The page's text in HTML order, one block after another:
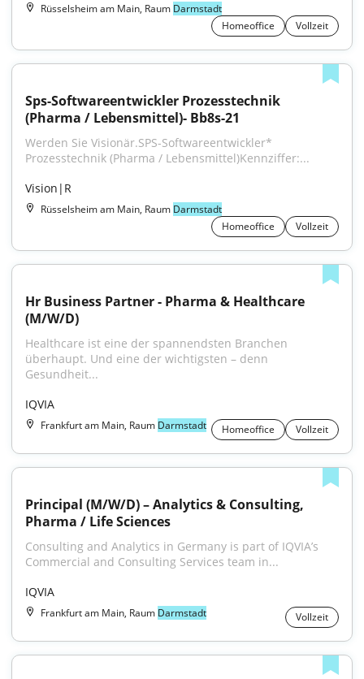
Rüsselsheim am Main, Raum Darmstadt
Homeoffice
Vollzeit
Sps-Softwareentwickler Prozesstechnik
(Pharma / Lebensmittel)- Bb8s-21
Werden Sie Visionär.SPS-Softwareentwickler*
Prozesstechnik (Pharma / Lebensmittel)Kennziffer:...
Vision|R
Rüsselsheim am Main, Raum Darmstadt
Homeoffice
Vollzeit
Hr Business Partner - Pharma & Healthcare
(M/W/D)
Healthcare ist eine der spannendsten Branchen
überhaupt. Und eine der wichtigsten – denn
Gesundheit...
IQVIA
Frankfurt am Main, Raum Darmstadt Homeoffice Vollzeit
Principal (M/W/D) – Analytics & Consulting,
Pharma / Life Sciences
Consulting and Analytics in Germany is part of IQVIA’s
Commercial and Consulting Services team in...
IQVIA
Frankfurt am Main, Raum Darmstadt Vollzeit